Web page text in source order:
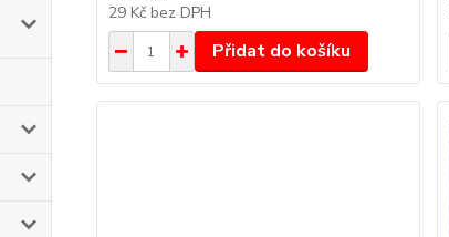
29 Kč bez DPH
Přidat do košíku